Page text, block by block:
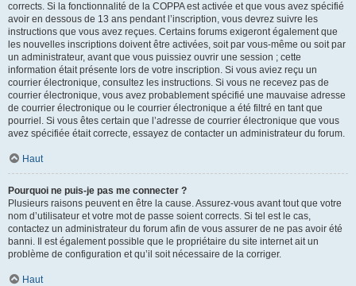
corrects. Si la fonctionnalité de la COPPA est activée et que vous avez spécifié
avoir en dessous de 13 ans pendant l’inscription, vous devrez suivre les
instructions que vous avez reçues. Certains forums exigeront également que
les nouvelles inscriptions doivent être activées, soit par vous-même ou soit par
un administrateur, avant que vous puissiez ouvrir une session ; cette
information était présente lors de votre inscription. Si vous aviez reçu un
courrier électronique, consultez les instructions. Si vous ne recevez pas de
courrier électronique, vous avez probablement spécifié une mauvaise adresse
de courrier électronique ou le courrier électronique a été filtré en tant que
pourriel. Si vous êtes certain que l’adresse de courrier électronique que vous
avez spécifiée était correcte, essayez de contacter un administrateur du forum.
Haut
Pourquoi ne puis-je pas me connecter ?
Plusieurs raisons peuvent en être la cause. Assurez-vous avant tout que votre
nom d’utilisateur et votre mot de passe soient corrects. Si tel est le cas,
contactez un administrateur du forum afin de vous assurer de ne pas avoir été
banni. Il est également possible que le propriétaire du site internet ait un
problème de configuration et qu’il soit nécessaire de la corriger.
Haut